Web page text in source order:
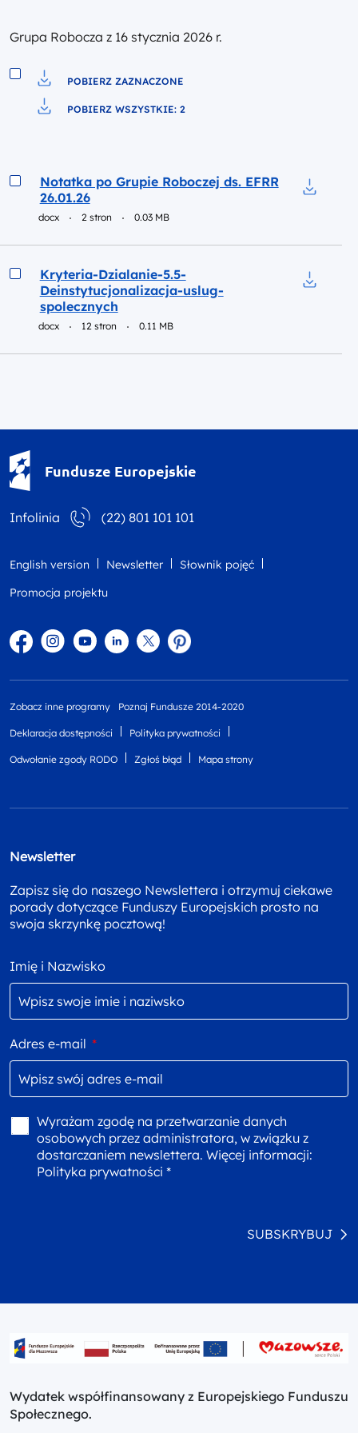
Grupa Robocza z 16 stycznia 2026 r.
Pobierz do pliku
POBIERZ ZAZNACZONE
POBIERZ WSZYSTKIE: 2
Podgląd
Notatka po Grupie Roboczej ds. EFRR
26.01.26
docx 2 stron 0.03 MB
Podgląd
Kryteria-Dzialanie-5.5-
Deinstytucjonalizacja-uslug-
spolecznych
docx 12 stron 0.11 MB
Fundusze Europejskie
Infolinia (22) 801 101 101
English version Newsletter
Słownik pojęć
Promocja projektu
FacebookInstagram
YouTubeLinkedintwitterPinterest
Zobacz inne programy Poznaj Fundusze 2014-2020
Deklaracja dostępności Polityka prywatności
Odwołanie zgody RODO Zgłoś błąd Mapa strony
Newsletter
Zapisz się do naszego Newslettera i otrzymuj ciekawe
porady dotyczące Funduszy Europejskich prosto na
swoja skrzynkę pocztową!
Imię i Nazwisko
Adres e-mail *
Wyrażam zgodę na przetwarzanie danych
osobowych przez administratora, w związku z
dostarczaniem newslettera. Więcej informacji:
Polityka prywatności *
SUBSKRYBUJ
Wydatek współfinansowany z Europejskiego Funduszu
Społecznego.